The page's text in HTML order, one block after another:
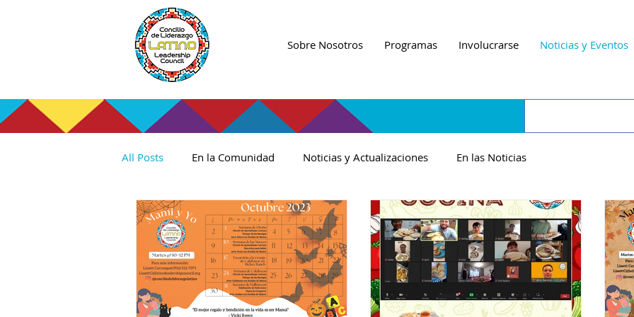
Sobre Nosotros Programas Involucrarse Noticias y Eventos
All Posts En la Comunidad Noticias y Actualizaciones En las Noticias